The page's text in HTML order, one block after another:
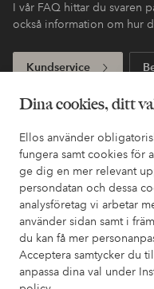
Dina cookies, ditt
Ellos använder
fungera samt cookies för
ge dig en mer relevant
persondatan och dessa
analysföretag vi arbetar
använder sidan samt i
du kan få mer
Acceptera samtycker du
anpassa dina val under
I vår FAQ hittar du svaren
också information om hur
Kundservice
Mina sidor
Om Ellos
Våra tjänster
Villkor